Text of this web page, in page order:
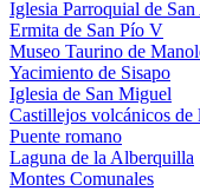
Iglesia Parroquial de
Ermita de San Pío V
Museo Taurino de
Yacimiento de Sisapo
Iglesia de San Miguel
Castillejos volcánicos de
Puente romano
Laguna de la Alberquilla
Montes Comunales